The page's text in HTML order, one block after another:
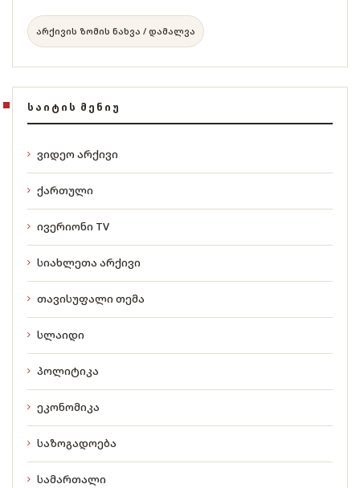
არქივის ზომის ნახვა / დამალვა
ᲡᲐᲘᲢᲘᲡ ᲛᲔᲜᲘᲣ
ვიდეო არქივი
ქართული
ივერიონი TV
სიახლეთა არქივი
თავისუფალი თემა
სლაიდი
პოლიტიკა
ეკონომიკა
საზოგადოება
სამართალი